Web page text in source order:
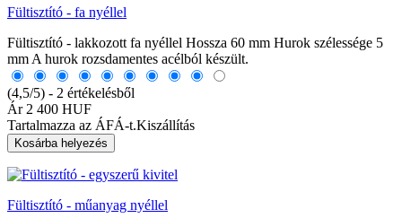
Fültisztító - fa nyéllel
Fültisztító - lakkozott fa nyéllel Hossza 60 mm Hurok szélessége 5
mm A hurok rozsdamentes acélból készült.
(4,5/5) - 2 értékelésből
Ár 2 400 HUF
Tartalmazza az ÁFÁ-t.Kiszállítás
Kosárba helyezés
Fültisztító - műanyag nyéllel